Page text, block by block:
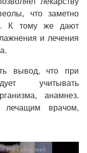
что заметно
К тому же дают
и лечения
вывод, что при
учитывать
анамнез.
лечащим врачом,